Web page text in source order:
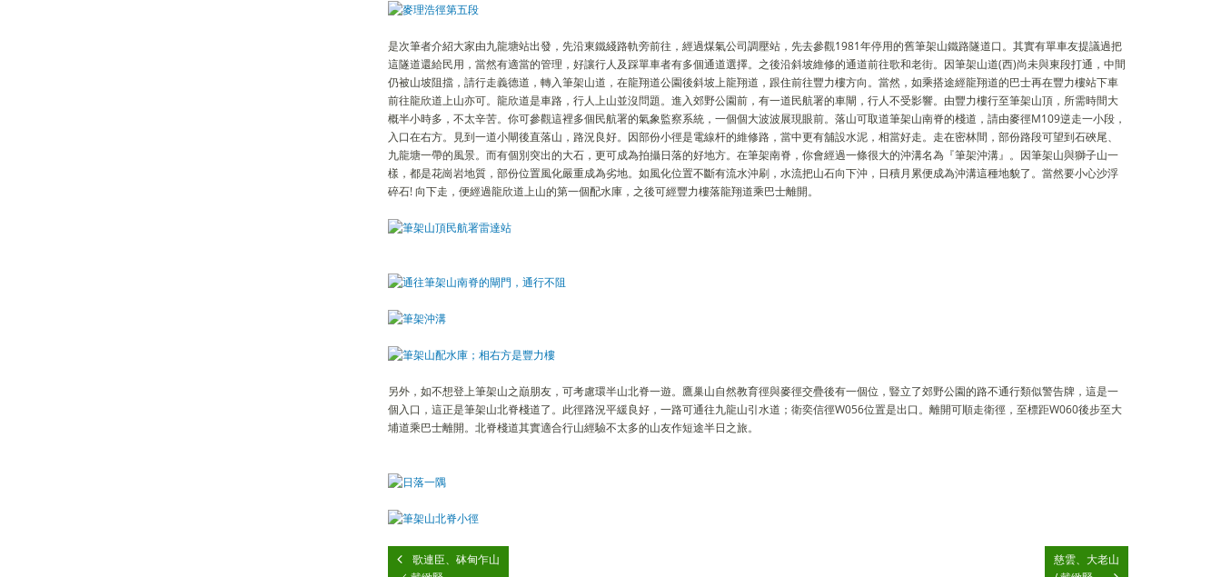
是次筆者介紹大家由九龍塘站出發，先沿東鐵綫路軌旁前往，經過煤氣公司調壓站，先去參觀1981年停用的舊筆架山鐵路隧道口。其實有單車友提議過把
這隧道還給民用，當然有適當的管理，好讓行人及踩單車者有多個通道選擇。之後沿斜坡維修的通道前往歌和老街。因筆架山道(西)尚未與東段打通，中間
仍被山坡阻擋，請行走義德道，轉入筆架山道，在龍翔道公園後斜坡上龍翔道，跟住前往豐力樓方向。當然，如乘搭途經龍翔道的巴士再在豐力樓站下車
前往龍欣道上山亦可。龍欣道是車路，行人上山並沒問題。進入郊野公園前，有一道民航署的車閘，行人不受影響。由豐力樓行至筆架山頂，所需時間大
概半小時多，不太辛苦。你可參觀這裡多個民航署的氣象監察系統，一個個大波波展現眼前。落山可取道筆架山南脊的棧道，請由麥徑M109逆走一小段，
入口在右方。見到一道小閘後直落山，路況良好。因部份小徑是電線杆的維修路，當中更有舖設水泥，相當好走。走在密林間，部份路段可望到石硤尾、
九龍塘一帶的風景。而有個別突出的大石，更可成為拍攝日落的好地方。在筆架南脊，你會經過一條很大的沖溝名為『筆架沖溝』。因筆架山與獅子山一
樣，都是花崗岩地質，部份位置風化嚴重成為劣地。如風化位置不斷有流水沖刷，水流把山石向下沖，日積月累便成為沖溝這種地貌了。當然要小心沙浮
碎石! 向下走，便經過龍欣道上山的第一個配水庫，之後可經豐力樓落龍翔道乘巴士離開。
另外，如不想登上筆架山之巔朋友，可考慮環半山北脊一遊。鷹巢山自然教育徑與麥徑交疊後有一個位，豎立了郊野公園的路不通行類似警告牌，這是一
個入口，這正是筆架山北脊棧道了。此徑路況平緩良好，一路可通往九龍山引水道；衛奕信徑W056位置是出口。離開可順走衛徑，至標距W060後步至大
埔道乘巴士離開。北脊棧道其實適合行山經驗不太多的山友作短途半日之旅。
歌連臣、砵甸乍山
慈雲、大老山